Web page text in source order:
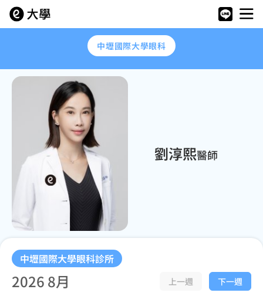
劉淳熙醫師
中壢國際大學眼科診所
2026 8月 上一週 下一週
中壢國際大學眼科